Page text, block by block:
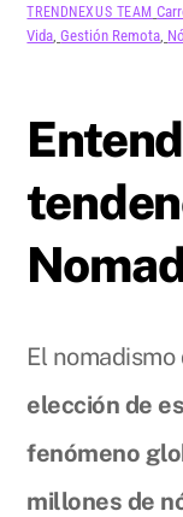
TRENDNEXUS TEAM
Vida ,Gestión Remota
El
elección de
fenómeno
millones de